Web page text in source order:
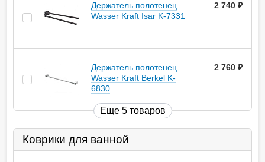
Держатель полотенец
Wasser Kraft Isar K-7331
2 740
Держатель полотенец
Wasser Kraft Berkel K-
6830
2 760
Еще 5 товаров
Коврики для ванной